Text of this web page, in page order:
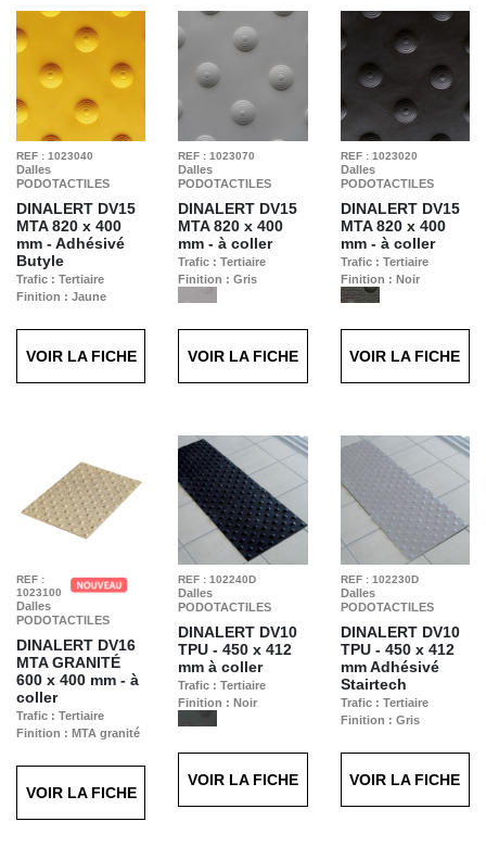
REF : 1023040
Dalles
PODOTACTILES
DINALERT DV15
MTA820 x 400
mm - Adhésivé
Butyle
Trafic : Tertiaire
Finition : Jaune
VOIR LA FICHE
REF : 1023070
Dalles
PODOTACTILES
DINALERT DV15
MTA820 x 400
mm - à coller
Trafic : Tertiaire
Finition : Gris
VOIR LA FICHE
REF : 1023020
Dalles
PODOTACTILES
DINALERT DV15
MTA820 x 400
mm - à coller
Trafic : Tertiaire
Finition : Noir
VOIR LA FICHE
REF :
1023100
Dalles
PODOTACTILES
DINALERT DV16
MTA GRANITÉ
600 x 400 mm - à
coller
Trafic : Tertiaire
Finition : MTA granité
VOIR LA FICHE
REF : 102240D
Dalles
PODOTACTILES
DINALERT DV10
TPU - 450 x 412
mm à coller
Trafic : Tertiaire
Finition : Noir
VOIR LA FICHE
REF : 102230D
Dalles
PODOTACTILES
DINALERT DV10
TPU -450 x 412
mm Adhésivé
Stairtech
Trafic : Tertiaire
Finition : Gris
VOIR LA FICHE